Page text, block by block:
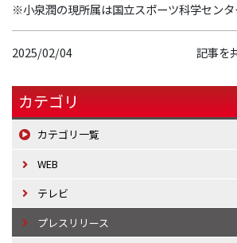
※小泉潤の現所属は国立スポーツ科学センタ
2025/02/04 記事を
カテゴリ
カテゴリ一覧
WEB
テレビ
プレスリリース